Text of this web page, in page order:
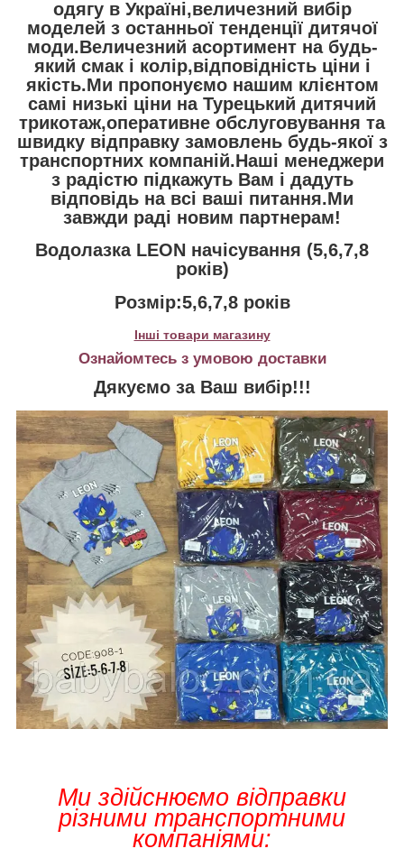
одягу в Україні,величезний вибір
моделей з останньої тенденції дитячої
моди.Величезний асортимент на будь-
який смак і колір,відповідність ціни і
якість.Ми пропонуємо нашим клієнтом
самі низькі ціни на Турецький дитячий
трикотаж,оперативне обслуговування та
швидку відправку замовлень будь-якої з
транспортних компаній.Наші менеджери
з радістю підкажуть Вам і дадуть
відповідь на всі ваші питання.Ми
завжди раді новим партнерам!
Водолазка LEON начісування (5,6,7,8
років)
Розмір:5,6,7,8 років
Інші товари магазину
Ознайомтесь з умовою доставки
Дякуємо за Ваш вибір!!!
Ми здійснюємо відправки
різними транспортними
компаніями: